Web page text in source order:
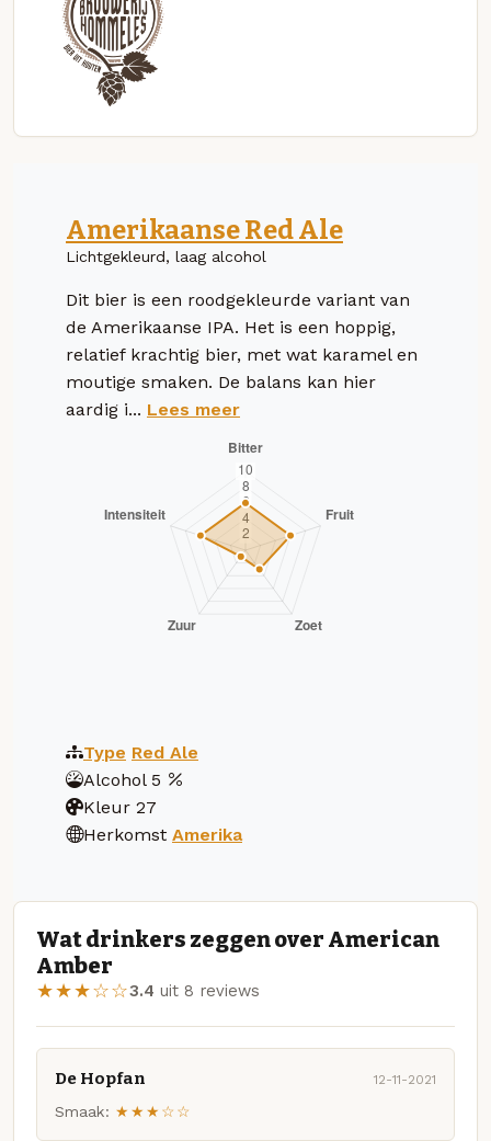
Amerikaanse Red Ale
Lichtgekleurd, laag alcohol
Dit bier is een roodgekleurde variant van
de Amerikaanse IPA. Het is een hoppig,
relatief krachtig bier, met wat karamel en
moutige smaken. De balans kan hier
aardig i... Lees meer
Type Red Ale
Alcohol 5
Kleur 27
Herkomst Amerika
Wat drinkers zeggen over American
Amber
★★★☆☆3.4 uit 8 reviews
De Hopfan 12-11-2021
Smaak: ★★★☆☆